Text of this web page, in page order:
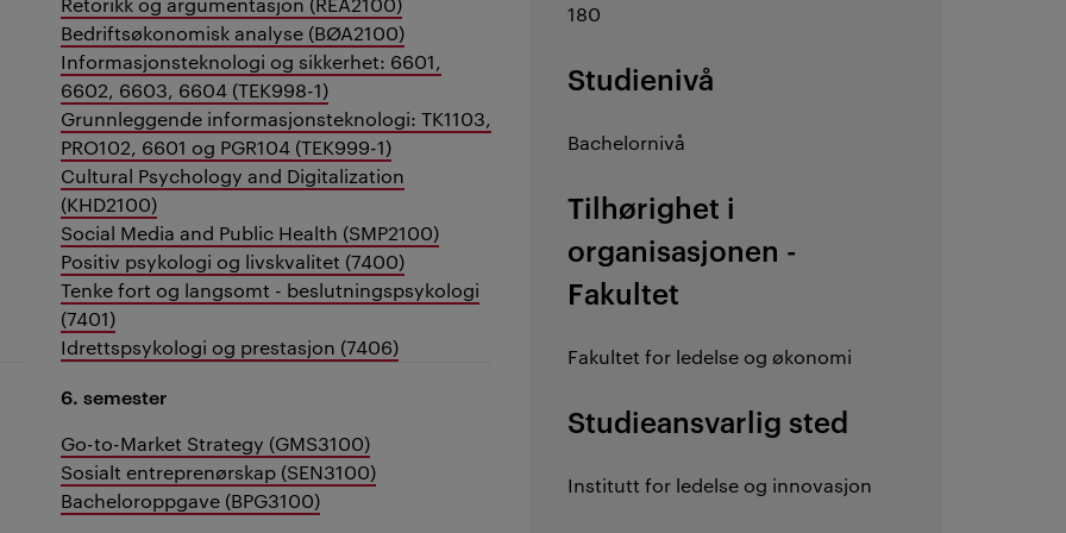
180
Studienivå
Bachelornivå
Tilhørighet i
organisasjonen -
Fakultet
Fakultet for ledelse og økonomi
Studieansvarlig sted
Institutt for ledelse og innovasjon
Bedriftsøkonomisk analyse (BØA2100)
Informasjonsteknologi og sikkerhet: 6601,
6602, 6603, 6604 (TEK998-1)
Grunnleggende informasjonsteknologi: TK1103,
PRO102, 6601 og PGR104 (TEK999-1)
Cultural Psychology and Digitalization
(KHD2100)
Social Media and Public Health (SMP2100)
Positiv psykologi og livskvalitet (7400)
Tenke fort og langsomt - beslutningspsykologi
(7401)
Idrettspsykologi og prestasjon (7406)
6. semester
Go-to-Market Strategy (GMS3100)
Sosialt entreprenørskap (SEN3100)
Bacheloroppgave (BPG3100)